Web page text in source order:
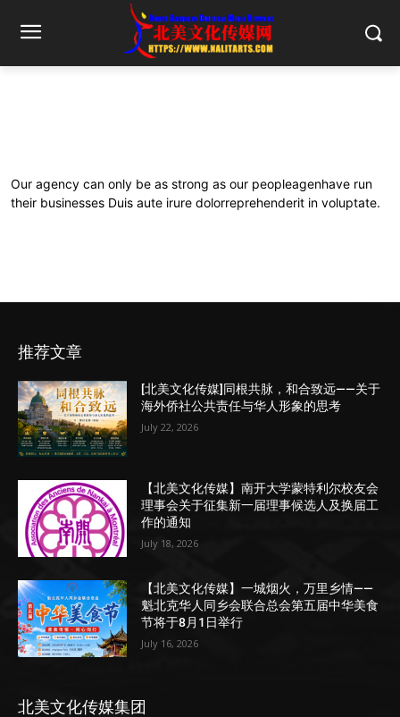
Our agency can only be as strong as our peopleagenhave run
their businesses Duis aute irure dolorreprehenderit in voluptate.
推荐文章
[北美文化传媒]同根共脉，和合致远——关于
海外侨社公共责任与华人形象的思考
July 22, 2026
【北美文化传媒】南开大学蒙特利尔校友会
理事会关于征集新一届理事候选人及换届工
作的通知
July 18, 2026
【北美文化传媒】一城烟火，万里乡情——
魁北克华人同乡会联合总会第五届中华美食
节将于8月1日举行
July 16, 2026
北美文化传媒集团